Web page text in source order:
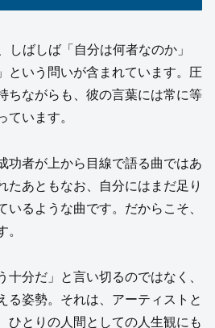
しばしば「自分は何者なのか」
という問いが含まれています。圧
ちながらも、彼の言葉には常に等
ています。
功者が上から目線で語る曲ではあ
たあともなお、自分にはまだ足り
いるような曲です。だからこそ、
。
十分だ」と言い切るのではなく、
る姿勢。それは、アーティストと
ひとりの人間としての人生観にも